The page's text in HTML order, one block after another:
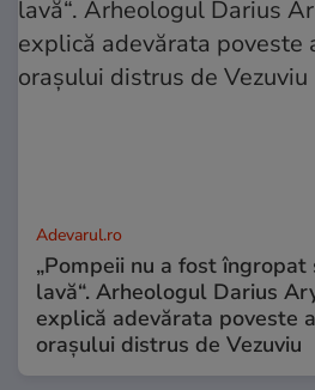
Adevarul.ro
„Pompeii nu a fost îngropat
lavă“. Arheologul Darius
explică adevărata poveste a
orașului distrus de Vezuviu